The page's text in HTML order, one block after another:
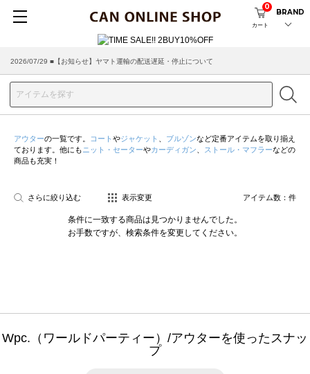
カート
0
BRAND
2026/07/29 ■【お知らせ】ヤマト運輸の配送遅延・停止について
アウターの一覧です。 コート やジャケット ブルゾンなど定番アイテムを取り揃え
ております。他にも ニット・セーターやカーディガン ストール・マフラーなどの
商品も充実！
さらに絞り込む 表示変更 アイテム数： 件
条件に一致する商品は見つかりませんでした。
お手数ですが、検索条件を変更してください。
Wpc.（ワールドパーティー）/アウターを使ったスナッ
プ